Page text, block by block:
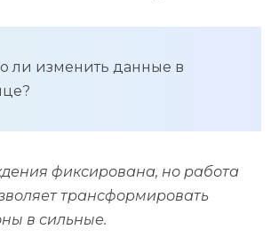
ли изменить данные в
фиксирована, но работа
трансформировать
в сильные.